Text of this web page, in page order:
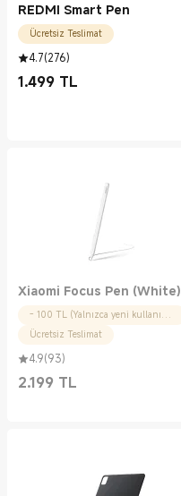
REDMI Smart Pen
Ücretsiz Teslimat
4.7(276)
1.499 TL
Current Price TL1499.00
Xiaomi Focus Pen (White)
- 100 TL (Yalnızca yeni kullanıcılar için)
Ücretsiz Teslimat
4.9(93)
2.199 TL
Current Price TL2199.00